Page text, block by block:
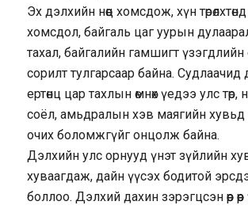
Эх дэлхийн нөөц хомсдож, хүн
хомсдол, байгаль цаг уурын
тахал, байгалийн гамшигт үзэгдлийн
сорилт тулгарсаар байна. Судлаачид
ертөнц цар тахлын өмнөх үедээ улс төр,
соёл, амьдралын хэв маягийн хувьд
очих боломжгүйг онцолж байна.
Дэлхийн улс орнууд үнэт зүйлийн
хуваагдаж, дайн үүсэх бодитой
боллоо. Дэлхий дахин зэрэгцсэн өөр өөр